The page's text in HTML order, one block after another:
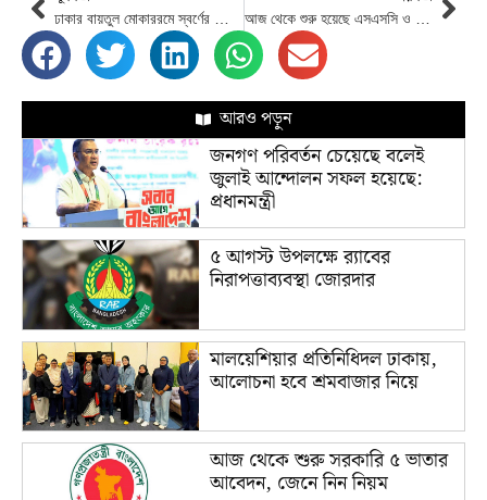
ঢাকার বায়তুল মোকাররমে স্বর্ণের দোকানে আগুন আজ থেকে শুরু হয়েছে এসএসসি ও সমমানের পরীক্ষা
আরও পড়ুন
জনগণ পরিবর্তন চেয়েছে বলেই
জুলাই আন্দোলন সফল হয়েছে:
প্রধানমন্ত্রী
৫ আগস্ট উপলক্ষে র‌্যাবের
নিরাপত্তাব্যবস্থা জোরদার
মালয়েশিয়ার প্রতিনিধিদল ঢাকায়,
আলোচনা হবে শ্রমবাজার নিয়ে
আজ থেকে শুরু সরকারি ৫ ভাতার
আবেদন, জেনে নিন নিয়ম